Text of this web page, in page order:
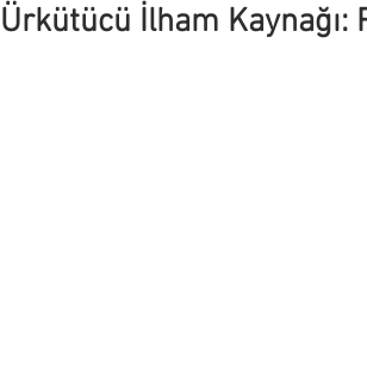
Ürkütücü İlham Kaynağı: